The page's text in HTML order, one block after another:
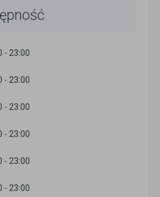
- 23:00
- 23:00
- 23:00
- 23:00
- 23:00
- 23:00